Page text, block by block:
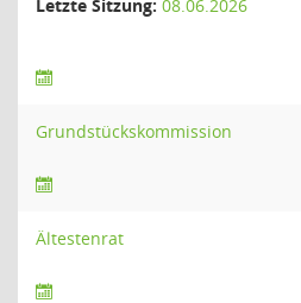
Letzte Sitzung: 08.06.2026
Grundstückskommission
Ältestenrat